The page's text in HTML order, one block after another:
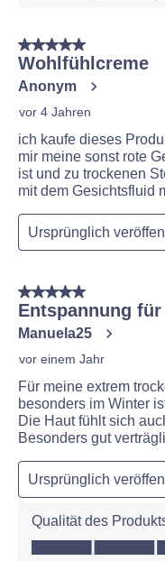
5 von 5 Sternen.
Wohlfühlcreme
Anonym
vor 4 Jahren
ich kaufe dieses
mir meine sonst rote
ist und zu trockenen
mit dem Gesichtsfluid
Ursprünglich
5 von 5 Sternen.
Entspannung
Manuela25
vor einem Jahr
Für meine extrem
besonders im Winter
Die Haut fühlt sich
Besonders gut
Ursprünglich
Qualität des
Qualität des